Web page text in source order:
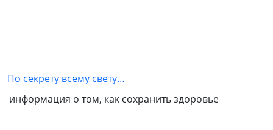
партнером
NSP
По секрету всему свету…
информация о том, как сохранить здоровье